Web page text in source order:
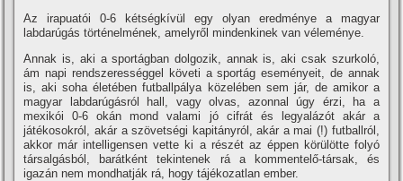
Az irapuatói 0-6 kétségkí­vül egy olyan eredménye a magyar
labdarúgás történelmének, amelyről mindenkinek van véleménye.
Annak is, aki a sportágban dolgozik, annak is, aki csak szurkoló,
ám napi rendszerességgel követi a sportág eseményeit, de annak
is, aki soha életében futballpálya közelében sem jár, de amikor a
magyar labdarúgásról hall, vagy olvas, azonnal úgy érzi, ha a
mexikói 0-6 okán mond valami jó cifrát és legyalázót akár a
játékosokról, akár a szövetségi kapitányról, akár a mai (!) futballról,
akkor már intelligensen vette ki a részét az éppen körülötte folyó
társalgásból, barátként tekintenek rá a kommentelő-társak, és
igazán nem mondhatják rá, hogy tájékozatlan ember.